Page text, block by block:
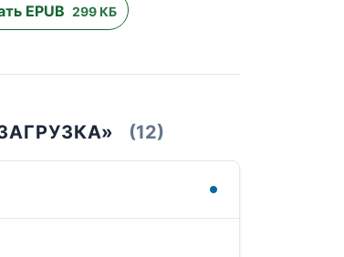
EPUB 299 КБ
(12)